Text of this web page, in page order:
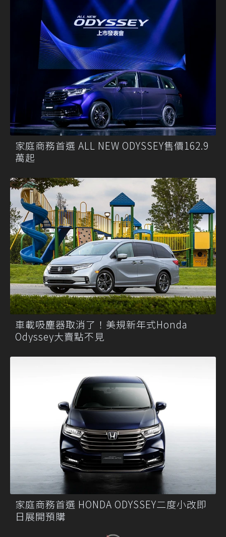
家庭商務首選 ALL NEW ODYSSEY售價162.9
萬起
車載吸塵器取消了！美規新年式Honda
Odyssey大賣點不見
家庭商務首選 HONDA ODYSSEY二度小改即
日展開預購